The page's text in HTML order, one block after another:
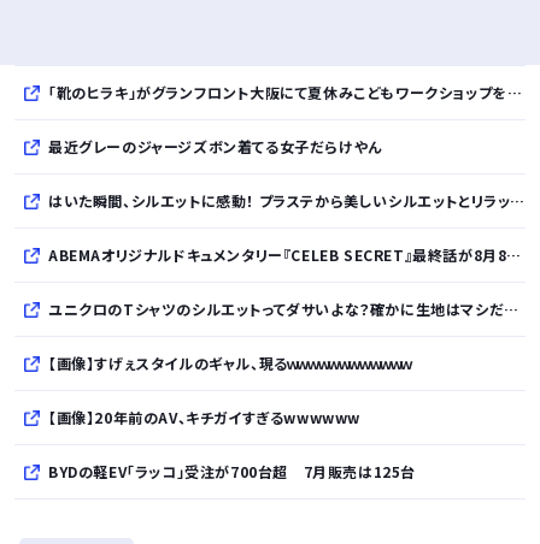
「靴のヒラキ」がグランフロント大阪にて夏休みこどもワークショップを開催！親子で楽しむ靴デコレーション体験や足の計測会
最近グレーのジャージズボン着てる女子だらけやん
はいた瞬間、シルエットに感動！ プラステから美しいシルエットとリラックス感を両立したタックワイドパンツが登場
ABEMAオリジナルドキュメンタリー『CELEB SECRET』最終話が8月8日放送、MC指原莉乃、満島真之介らがコメント
ユニクロのTシャツのシルエットってダサいよな？確かに生地はマシだけどさ
【画像】すげぇスタイルのギャル、現るｗｗｗｗｗｗｗｗｗｗｗｗ
【画像】20年前のAV、キチガイすぎるwwwwww
BYDの軽EV「ラッコ」受注が700台超 7月販売は125台